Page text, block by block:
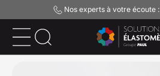
Nos experts à votre écoute :